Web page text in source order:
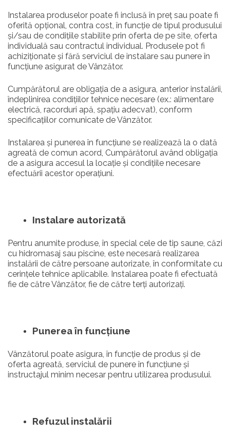
Instalarea produselor poate fi inclusă în preț sau poate fi
oferită opțional, contra cost, în funcție de tipul produsului
și/sau de condițiile stabilite prin oferta de pe site, oferta
individuală sau contractul individual. Produsele pot fi
achiziționate și fără serviciul de instalare sau punere în
funcțiune asigurat de Vânzător.
Cumpărătorul are obligația de a asigura, anterior instalării,
îndeplinirea condițiilor tehnice necesare (ex.: alimentare
electrică, racorduri apă, spațiu adecvat), conform
specificațiilor comunicate de Vânzător.
Instalarea și punerea în funcțiune se realizează la o dată
agreată de comun acord, Cumpărătorul având obligația
de a asigura accesul la locație și condițiile necesare
efectuării acestor operațiuni.
Instalare autorizată
Pentru anumite produse, în special cele de tip saune, căzi
cu hidromasaj sau piscine, este necesară realizarea
instalării de către persoane autorizate, în conformitate cu
cerințele tehnice aplicabile. Instalarea poate fi efectuată
fie de către Vânzător, fie de către terți autorizați.
Punerea în funcțiune
Vânzătorul poate asigura, în funcție de produs și de
oferta agreată, serviciul de punere în funcțiune și
instructajul minim necesar pentru utilizarea produsului.
Refuzul instalării